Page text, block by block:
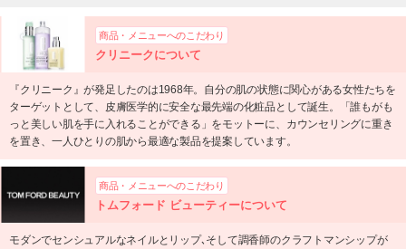
商品・メニューへのこだわり
クリニークについて
『クリニーク』が発足したのは1968年。自分の肌の状態に関心がある女性たちを
ターゲットとして、皮膚医学的に安全な最先端の化粧品として誕生。「誰もがも
っと美しい肌を手に入れることができる」をモットーに、カウンセリングに重き
を置き、一人ひとりの肌から最適な製品を提案しています。
商品・メニューへのこだわり
トムフォード ビューティーについて
モダンでセンシュアルなネイルとリップ､そして調香師のクラフトマンシップが